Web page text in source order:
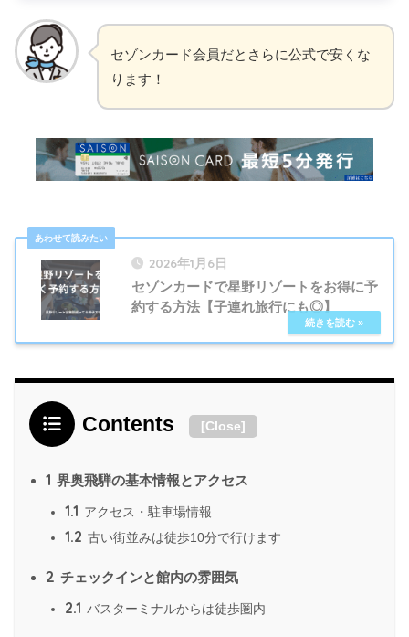
セゾンカード会員だとさらに公式で安くな
ります！
2026年1月6日
セゾンカードで星野リゾートをお得に予
約する方法【子連れ旅行にも◎】
Contents [Close]
1 界奥飛騨の基本情報とアクセス
1.1 アクセス・駐車場情報
1.2 古い街並みは徒歩10分で行けます
2 チェックインと館内の雰囲気
2.1 バスターミナルからは徒歩圏内